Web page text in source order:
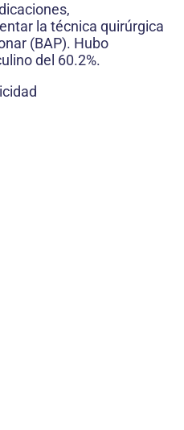
la técnica quirúrgica
(BAP). Hubo
del 60.2%.